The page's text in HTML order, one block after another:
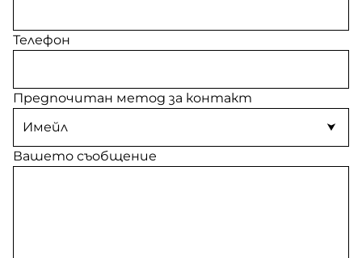
Телефон
Предпочитан метод за контакт
Вашето съобщение